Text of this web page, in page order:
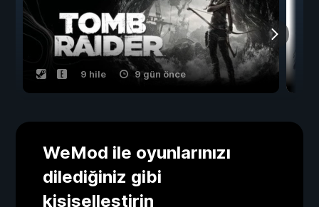
9 hile 9 gün önce
WeMod ile oyunlarınızı
dilediğiniz gibi
kişiselleştirin